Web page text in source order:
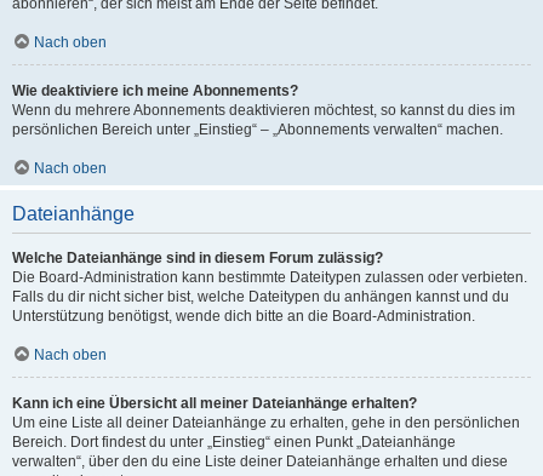
abonnieren“, der sich meist am Ende der Seite befindet.
Nach oben
Wie deaktiviere ich meine Abonnements?
Wenn du mehrere Abonnements deaktivieren möchtest, so kannst du dies im
persönlichen Bereich unter „Einstieg“ – „Abonnements verwalten“ machen.
Nach oben
Dateianhänge
Welche Dateianhänge sind in diesem Forum zulässig?
Die Board-Administration kann bestimmte Dateitypen zulassen oder verbieten.
Falls du dir nicht sicher bist, welche Dateitypen du anhängen kannst und du
Unterstützung benötigst, wende dich bitte an die Board-Administration.
Nach oben
Kann ich eine Übersicht all meiner Dateianhänge erhalten?
Um eine Liste all deiner Dateianhänge zu erhalten, gehe in den persönlichen
Bereich. Dort findest du unter „Einstieg“ einen Punkt „Dateianhänge
verwalten“, über den du eine Liste deiner Dateianhänge erhalten und diese